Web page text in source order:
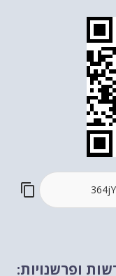
ופרשנויות: